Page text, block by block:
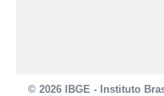
© 2026 IBGE - Instituto